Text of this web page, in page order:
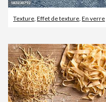
Texture Effet de texture En verre